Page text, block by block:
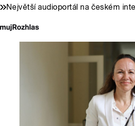
Největší audioportál na českém